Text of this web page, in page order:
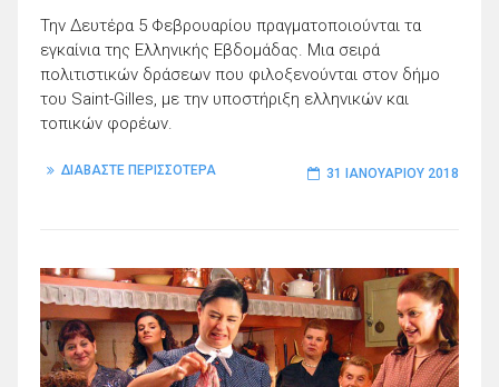
Την Δευτέρα 5 Φεβρουαρίου πραγματοποιούνται τα
εγκαίνια της Ελληνικής Εβδομάδας. Μια σειρά
πολιτιστικών δράσεων που φιλοξενούνται στον δήμο
του Saint-Gilles, με την υποστήριξη ελληνικών και
τοπικών φορέων.
ΔΙΑΒΑΣΤΕ ΠΕΡΙΣΣΟΤΕΡΑ 31 ΙΑΝΟΥΑΡΊΟΥ 2018